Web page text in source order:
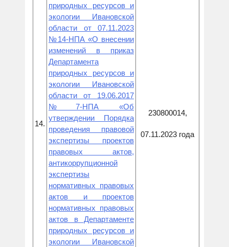
14.
природных ресурсов и
экологии Ивановской
области от 07.11.2023
№14-НПА «О внесении
изменений в приказ
Департамента
природных ресурсов и
экологии Ивановской
области от 19.06.2017
№7-НПА «Об
утверждении Порядка
проведения правовой
экспертизы проектов
правовых актов,
антикоррупционной
экспертизы
нормативных правовых
актов и проектов
нормативных правовых
актов в Департаменте
природных ресурсов и
экологии Ивановской
230800014,
07.11.2023 года